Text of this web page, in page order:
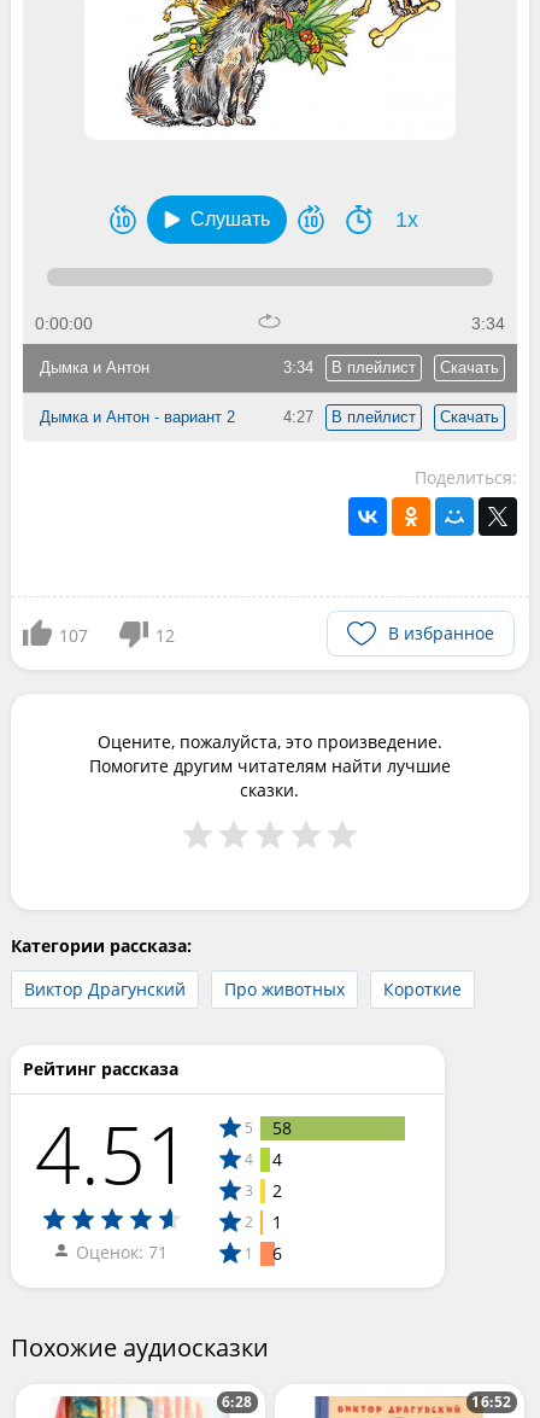
Слушать 1x
0:00:00 3:34
3:34 В плейлист Скачать
Дымка и Антон
4:27 В плейлист Скачать
Дымка и Антон - вариант 2
Поделиться:
107 12 В избранное
Оцените, пожалуйста, это произведение.
Помогите другим читателям найти лучшие
сказки.
Категории рассказа:
Виктор Драгунский
Про животных Короткие
Рейтинг рассказа
4.51
Оценок: 71
5 58
4 4
3 2
2 1
1 6
Похожие аудиосказки
6:28 16:52